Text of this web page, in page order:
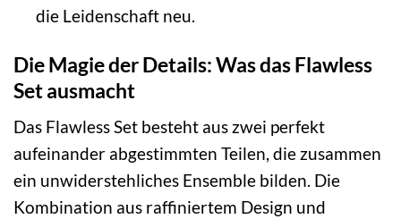
die Leidenschaft neu.
Die Magie der Details: Was das Flawless
Set ausmacht
Das Flawless Set besteht aus zwei perfekt
aufeinander abgestimmten Teilen, die zusammen
ein unwiderstehliches Ensemble bilden. Die
Kombination aus raffiniertem Design und